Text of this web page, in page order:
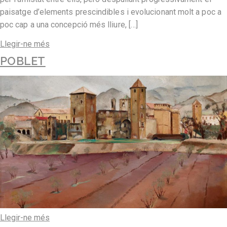
paisatge d’elements prescindibles i evolucionant molt a poc a
poc cap a una concepció més lliure, […]
Llegir-ne més
POBLET
Llegir-ne més